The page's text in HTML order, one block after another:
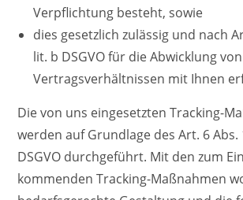
Verpflichtung besteht, sowie
dies gesetzlich zulässig und nach
lit. b DSGVO für die Abwicklung von
Vertragsverhältnissen mit Ihnen
Die von uns eingesetzten Tracking-
werden auf Grundlage des Art. 6 Abs.
DSGVO durchgeführt. Mit den zum
kommenden Tracking-Maßnahmen